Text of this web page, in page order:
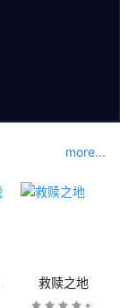
more...
救赎之地